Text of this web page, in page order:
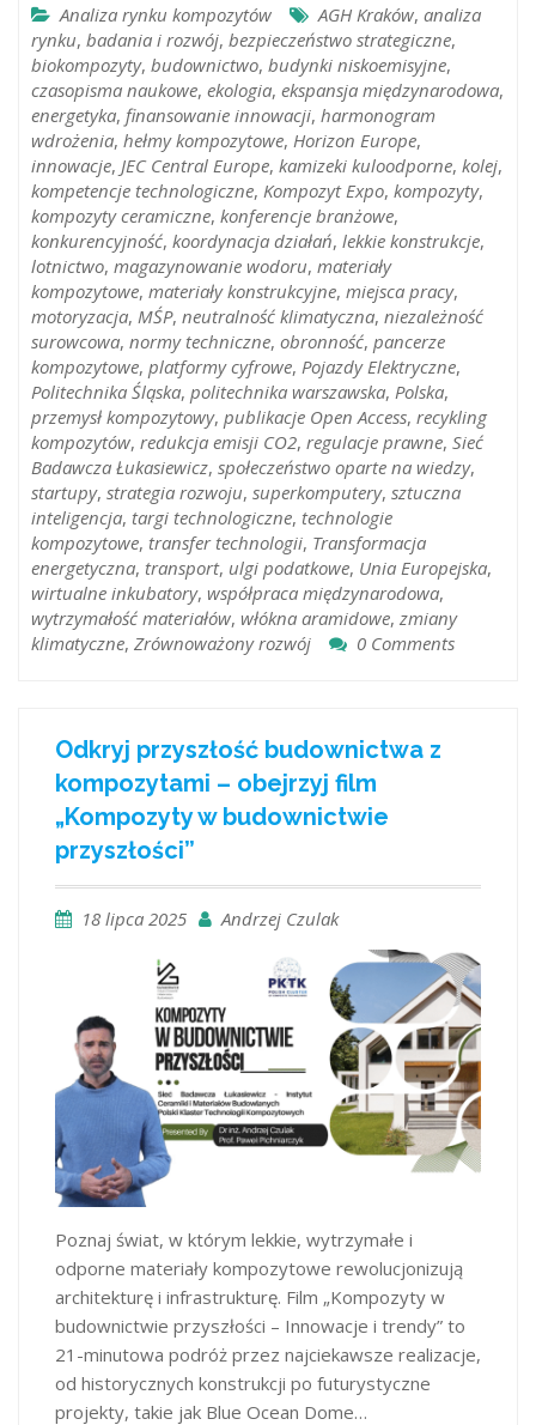
Analiza rynku kompozytów AGH Kraków, analiza
rynku, badania i rozwój, bezpieczeństwo strategiczne,
biokompozyty, budownictwo, budynki niskoemisyjne,
czasopisma naukowe, ekologia, ekspansja międzynarodowa,
energetyka, finansowanie innowacji, harmonogram
wdrożenia, hełmy kompozytowe, Horizon Europe,
innowacje, JEC Central Europe, kamizeki kuloodporne, kolej,
kompetencje technologiczne, Kompozyt Expo, kompozyty,
kompozyty ceramiczne, konferencje branżowe,
konkurencyjność, koordynacja działań, lekkie konstrukcje,
lotnictwo, magazynowanie wodoru, materiały
kompozytowe, materiały konstrukcyjne, miejsca pracy,
motoryzacja, MŚP, neutralność klimatyczna, niezależność
surowcowa, normy techniczne, obronność, pancerze
kompozytowe, platformy cyfrowe, Pojazdy Elektryczne,
Politechnika Śląska, politechnika warszawska, Polska,
przemysł kompozytowy, publikacje Open Access, recykling
kompozytów, redukcja emisji CO2, regulacje prawne, Sieć
Badawcza Łukasiewicz, społeczeństwo oparte na wiedzy,
startupy, strategia rozwoju, superkomputery, sztuczna
inteligencja, targi technologiczne, technologie
kompozytowe, transfer technologii, Transformacja
energetyczna, transport, ulgi podatkowe, Unia Europejska,
wirtualne inkubatory, współpraca międzynarodowa,
wytrzymałość materiałów, włókna aramidowe, zmiany
klimatyczne, Zrównoważony rozwój 0 Comments
Odkryj przyszłość budownictwa z
kompozytami – obejrzyj film
„Kompozyty w budownictwie
przyszłości”
18 lipca 2025 Andrzej Czulak
Poznaj świat, w którym lekkie, wytrzymałe i
odporne materiały kompozytowe rewolucjonizują
architekturę i infrastrukturę. Film „Kompozyty w
budownictwie przyszłości – Innowacje i trendy” to
21-minutowa podróż przez najciekawsze realizacje,
od historycznych konstrukcji po futurystyczne
projekty, takie jak Blue Ocean Dome…